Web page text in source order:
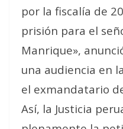
por la fiscalía de
prisión para el
Manrique»,
una audiencia en
el exmandatario
Así, la Justicia